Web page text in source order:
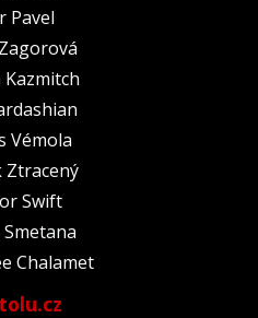
Pavel
Kazmitch
Vémola
Ztracený
Swift
Smetana
Chalamet